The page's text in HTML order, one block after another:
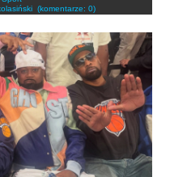
(komentarze: 0)